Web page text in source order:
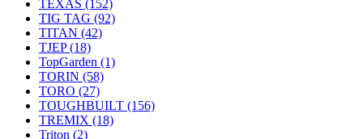
TEXAS (152)
TIG TAG (92)
TITAN (42)
TJEP(18)
TopGarden (1)
TORIN (58)
TORO (27)
TOUGHBUILT (156)
TREMIX (18)
Triton (2)